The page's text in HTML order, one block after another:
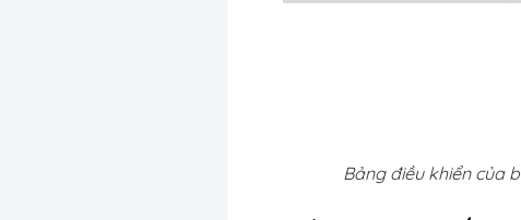
Bảng điều khiển của